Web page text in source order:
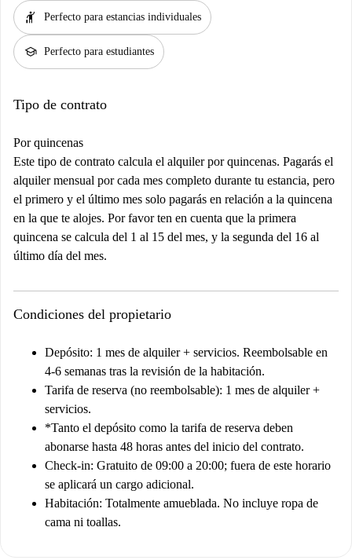
hail Perfecto para estancias individuales
school Perfecto para estudiantes
Tipo de contrato
Por quincenas
Este tipo de contrato calcula el alquiler por quincenas. Pagarás el
alquiler mensual por cada mes completo durante tu estancia, pero
el primero y el último mes solo pagarás en relación a la quincena
en la que te alojes. Por favor ten en cuenta que la primera
quincena se calcula del 1 al 15 del mes, y la segunda del 16 al
último día del mes.
Condiciones del propietario
Depósito: 1 mes de alquiler + servicios. Reembolsable en
4-6 semanas tras la revisión de la habitación.
Tarifa de reserva (no reembolsable): 1 mes de alquiler +
servicios.
*Tanto el depósito como la tarifa de reserva deben
abonarse hasta 48 horas antes del inicio del contrato.
Check-in: Gratuito de 09:00 a 20:00; fuera de este horario
se aplicará un cargo adicional.
Habitación: Totalmente amueblada. No incluye ropa de
cama ni toallas.